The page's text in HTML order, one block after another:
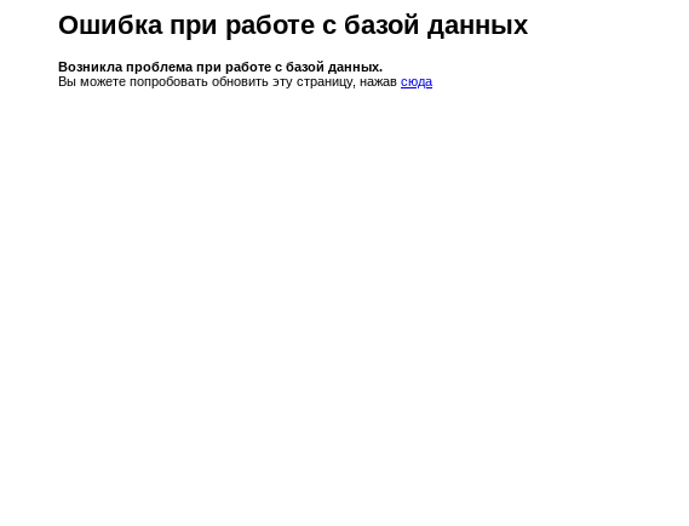
Ошибка при работе с базой данных
Возникла проблема при работе с базой данных.
Вы можете попробовать обновить эту страницу, нажав сюда